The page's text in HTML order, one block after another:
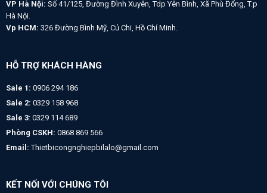
VP Hà Nội: Số 41/125, Đường Đình Xuyên, Tdp Yên Bình, Xã Phù Đổng, T.p
Hà Nội.
Vp HCM: 326 Đường Bình Mỹ, Củ Chi, Hồ Chí Minh.
HỖ TRỢ KHÁCH HÀNG
Sale 1: 0906 294 186
Sale 2: 0329 158 968
Sale 3: 0329 114 689
Phòng CSKH: 0868 869 566
Email: Thietbicongnghiepbilalo@gmail.com
KẾT NỐI VỚI CHÚNG TÔI